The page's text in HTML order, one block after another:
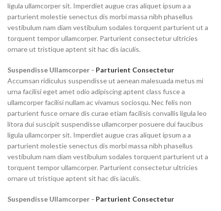
ligula ullamcorper sit. Imperdiet augue cras aliquet ipsum a a
parturient molestie senectus dis morbi massa nibh phasellus
vestibulum nam diam vestibulum sodales torquent parturient ut a
torquent tempor ullamcorper. Parturient consectetur ultricies
ornare ut tristique aptent sit hac dis iaculis.
Suspendisse Ullamcorper - Parturient Consectetur
Accumsan ridiculus suspendisse ut aenean malesuada metus mi
urna facilisi eget amet odio adipiscing aptent class fusce a
ullamcorper facilisi nullam ac vivamus sociosqu. Nec felis non
parturient fusce ornare dis curae etiam facilisis convallis ligula leo
litora dui suscipit suspendisse ullamcorper posuere dui faucibus
ligula ullamcorper sit. Imperdiet augue cras aliquet ipsum a a
parturient molestie senectus dis morbi massa nibh phasellus
vestibulum nam diam vestibulum sodales torquent parturient ut a
torquent tempor ullamcorper. Parturient consectetur ultricies
ornare ut tristique aptent sit hac dis iaculis.
Suspendisse Ullamcorper - Parturient Consectetur